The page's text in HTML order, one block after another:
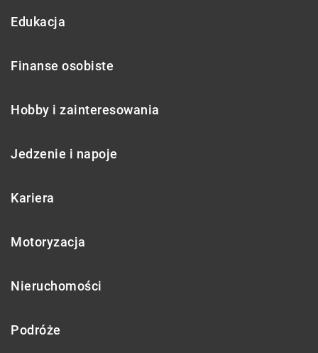
Edukacja
Finanse osobiste
Hobby i zainteresowania
Jedzenie i napoje
Kariera
Motoryzacja
Nieruchomości
Podróże